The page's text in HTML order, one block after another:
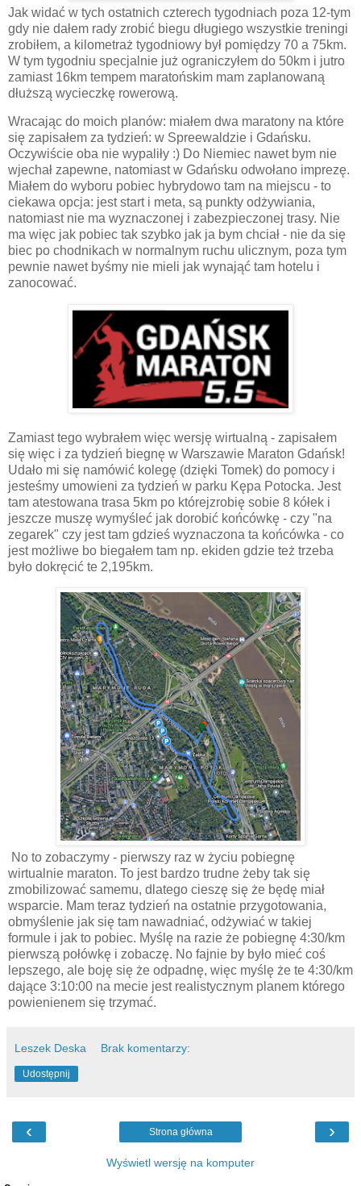
Jak widać w tych ostatnich czterech tygodniach poza 12-tym
gdy nie dałem rady zrobić biegu długiego wszystkie treningi
zrobiłem, a kilometraż tygodniowy był pomiędzy 70 a 75km.
W tym tygodniu specjalnie już ograniczyłem do 50km i jutro
zamiast 16km tempem maratońskim mam zaplanowaną
dłuższą wycieczkę rowerową.
Wracając do moich planów: miałem dwa maratony na które
się zapisałem za tydzień: w Spreewaldzie i Gdańsku.
Oczywiście oba nie wypaliły :) Do Niemiec nawet bym nie
wjechał zapewne, natomiast w Gdańsku odwołano imprezę.
Miałem do wyboru pobiec hybrydowo tam na miejscu - to
ciekawa opcja: jest start i meta, są punkty odżywiania,
natomiast nie ma wyznaczonej i zabezpieczonej trasy. Nie
ma więc jak pobiec tak szybko jak ja bym chciał - nie da się
biec po chodnikach w normalnym ruchu ulicznym, poza tym
pewnie nawet byśmy nie mieli jak wynająć tam hotelu i
zanocować.
Zamiast tego wybrałem więc wersję wirtualną - zapisałem
się więc i za tydzień biegnę w Warszawie Maraton Gdańsk!
Udało mi się namówić kolegę (dzięki Tomek) do pomocy i
jesteśmy umowieni za tydzień w parku Kępa Potocka. Jest
tam atestowana trasa 5km po którejzrobię sobie 8 kółek i
jeszcze muszę wymyśleć jak dorobić końcówkę - czy "na
zegarek" czy jest tam gdzieś wyznaczona ta końcówka - co
jest możliwe bo biegałem tam np. ekiden gdzie też trzeba
było dokręcić te 2,195km.
No to zobaczymy - pierwszy raz w życiu pobiegnę
wirtualnie maraton. To jest bardzo trudne żeby tak się
zmobilizować samemu, dlatego cieszę się że będę miał
wsparcie. Mam teraz tydzień na ostatnie przygotowania,
obmyślenie jak się tam nawadniać, odżywiać w takiej
formule i jak to pobiec. Myślę na razie że pobiegnę 4:30/km
pierwszą połówkę i zobaczę. No fajnie by było mieć coś
lepszego, ale boję się że odpadnę, więc myślę że te 4:30/km
dające 3:10:00 na mecie jest realistycznym planem którego
powienienem się trzymać.
Leszek Deska Brak komentarzy:
Udostępnij
‹ ›
Strona główna
Wyświetl wersję na komputer